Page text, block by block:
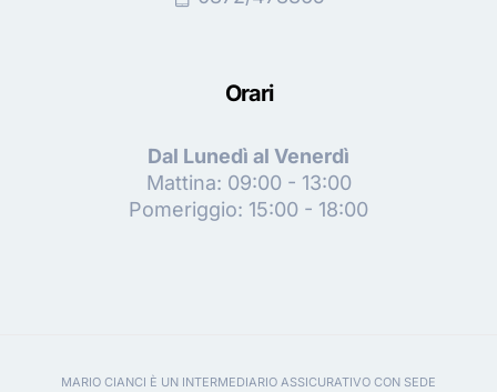
Orari
Dal Lunedì al Venerdì
Mattina: 09:00 - 13:00
Pomeriggio: 15:00 - 18:00
MARIO CIANCI È UN INTERMEDIARIO ASSICURATIVO CON SEDE